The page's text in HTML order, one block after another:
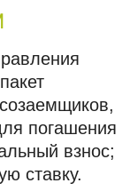
погашения
взнос;
ставку.